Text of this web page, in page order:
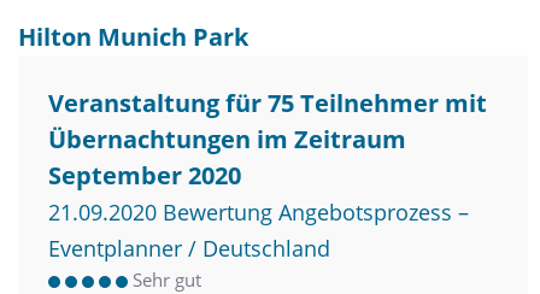
Hilton Munich Park
Veranstaltung für 75 Teilnehmer mit
Übernachtungen im Zeitraum
September 2020
21.09.2020 Bewertung Angebotsprozess –
Eventplanner / Deutschland
Sehr gut